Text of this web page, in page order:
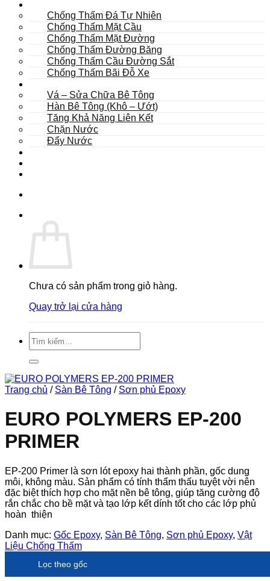
Chống Thấm Đá Tự Nhiên
Chống Thấm Mặt Cầu
Chống Thấm Mặt Đường
Chống Thấm Đường Băng
Chống Thấm Cầu Đường Sắt
Chống Thấm Bãi Đỗ Xe
Vá – Sửa Chữa Bê Tông
Hàn Bê Tông (Khô – Ướt)
Tăng Khả Năng Liên Kết
Chặn Nước
Đẩy Nước
Chưa có sản phẩm trong giỏ hàng.
Quay trở lại cửa hàng
Tìm
kiếm:
Trang chủ / Sàn Bê Tông / Sơn phủ Epoxy
EURO POLYMERS EP-200
PRIMER
EP-200 Primer là sơn lót epoxy hai thành phần, gốc dung
môi, không màu. Sản phẩm có tính thẩm thấu tuyệt vời nên
đặc biệt thích hợp cho mặt nền bê tông, giúp tăng cường độ
rắn chắc cho bề mặt và tạo lớp kết dính tốt cho các lớp phủ
hoàn thiện
Danh mục: Gốc Epoxy, Sàn Bê Tông, Sơn phủ Epoxy, Vật
Liệu Chống Thấm
Lọc theo gốc